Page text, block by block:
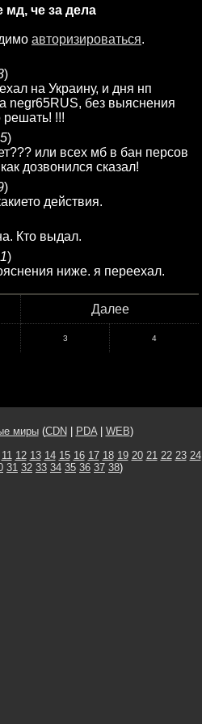
мд, че за дела
авторизироваться.
)
на Украину, и дня нп
negr65RUS, без выяснения
решать! !!!
)
или всех мб в бан персов
дозвонился сказал!
)
действия.
Кто выдал.
)
ниже. я переехал.
Далее
3 4
миры(CDN PDA| WEB)
11 12 13 14 15 16 17 18 19 20 21 22 23 24
31 32 33 34 35 36 37 38)